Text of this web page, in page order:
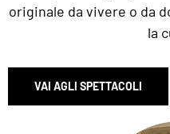
originale da vivere o da
la
VAI AGLI SPETTACOLI